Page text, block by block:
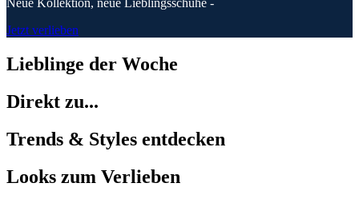
Neue Kollektion, neue Lieblingsschuhe -
Jetzt verlieben
Lieblinge der Woche
Direkt zu...
Trends & Styles entdecken
Looks zum Verlieben